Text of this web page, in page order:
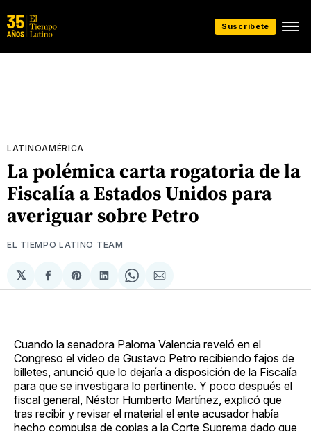
Suscríbete
LATINOAMÉRICA
La polémica carta rogatoria de la
Fiscalía a Estados Unidos para
averiguar sobre Petro
EL TIEMPO LATINO TEAM
𝕏
Compartir
en
Share
on
Compartir
en
Share
on
Compartir
via
Cuando la senadora Paloma Valencia reveló en el
Congreso el video de Gustavo Petro recibiendo fajos de
billetes, anunció que lo dejaría a disposición de la Fiscalía
para que se investigara lo pertinente. Y poco después el
fiscal general, Néstor Humberto Martínez, explicó que
tras recibir y revisar el material el ente acusador había
hecho compulsa de copias a la Corte Suprema dado que